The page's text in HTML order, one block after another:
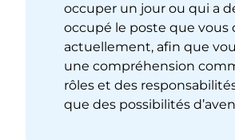
occuper un jour ou qui a
occupé le poste que vous
actuellement, afin que
une compréhension
rôles et des
que des possibilités